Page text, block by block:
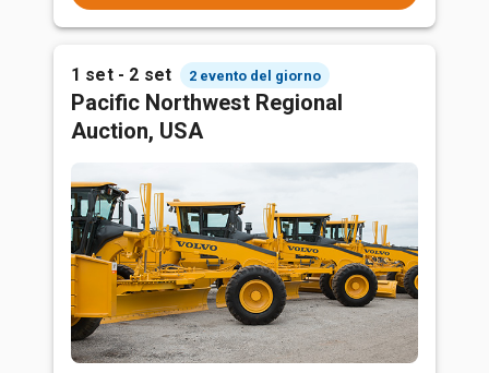
1 set - 2 set 2 evento del giorno
Pacific Northwest Regional
Auction, USA